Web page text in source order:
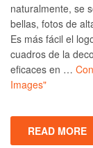
naturalmente, se
bellas, fotos de
Es más fácil el
cuadros de la
eficaces en …
Images"
READ MORE